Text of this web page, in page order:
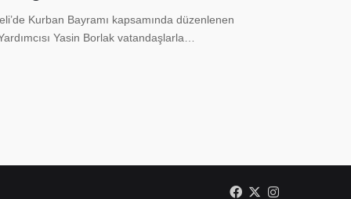
Kurban Bayramı kapsamında düzenlenen
Yasin Borlak vatandaşlarla…
Facebook
X Instagram